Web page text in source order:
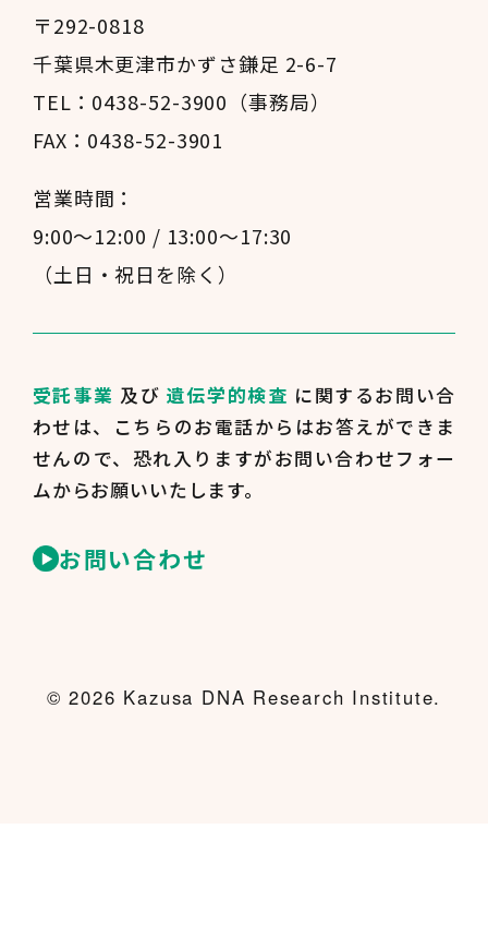
〒292-0818
千葉県木更津市かずさ鎌足 2-6-7
TEL：0438-52-3900（事務局）
FAX：0438-52-3901
営業時間：
9:00～12:00 / 13:00～17:30
（土日・祝日を除く）
受託事業 及び 遺伝学的検査 に関するお問い合
わせは、
こちらのお電話からはお答えができま
せんので、 恐れ入りますがお問い合わせフォー
ムからお願いいたします。
お問い合わせ
© 2026 Kazusa DNA Research Institute.